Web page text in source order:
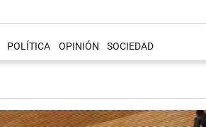
POLÍTICA OPINIÓN SOCIEDAD